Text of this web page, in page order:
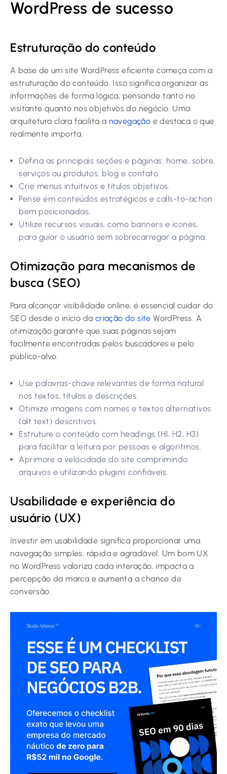
WordPress de sucesso
Estruturação do conteúdo
A base de um site WordPress eficiente começa com a
estruturação do conteúdo. Isso significa organizar as
informações de forma lógica, pensando tanto no
visitante quanto nos objetivos do negócio. Uma
arquitetura clara facilita a navegação e destaca o que
realmente importa.
Defina as principais seções e páginas: home, sobre,
serviços ou produtos, blog e contato.
Crie menus intuitivos e títulos objetivos.
Pense em conteúdos estratégicos e calls-to-action
bem posicionadas.
Utilize recursos visuais, como banners e ícones,
para guiar o usuário sem sobrecarregar a página.
Otimização para mecanismos de
busca (SEO)
Para alcançar visibilidade online, é essencial cuidar do
SEO desde o início da criação do site WordPress. A
otimização garante que suas páginas sejam
facilmente encontradas pelos buscadores e pelo
público-alvo.
Use palavras-chave relevantes de forma natural
nos textos, títulos e descrições.
Otimize imagens com nomes e textos alternativos
(alt text) descritivos.
Estruture o conteúdo com headings (H1, H2, H3)
para facilitar a leitura por pessoas e algoritmos.
Aprimore a velocidade do site comprimindo
arquivos e utilizando plugins confiáveis.
Usabilidade e experiência do
usuário (UX)
Investir em usabilidade significa proporcionar uma
navegação simples, rápida e agradável. Um bom UX
no WordPress valoriza cada interação, impacta a
percepção da marca e aumenta a chance de
conversão.